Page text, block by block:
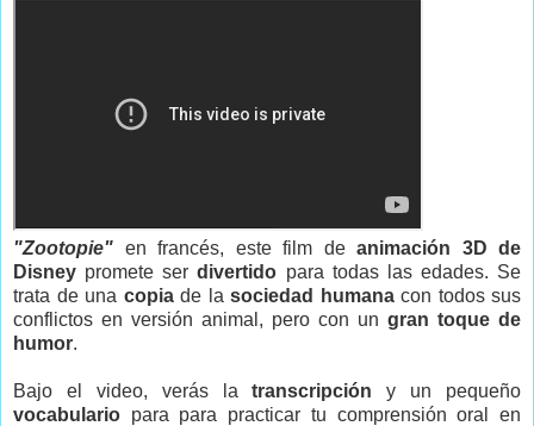
"Zootopie" en francés, este film de animación 3D de
Disney promete serdivertido para todas las edades. Se
trata de una copia de la sociedad humanacon todos sus
conflictos en versión animal, pero con un gran toque de
humor.
Bajo el video, verás latranscripcióny un pequeño
vocabulario para para practicar tu comprensión oral en